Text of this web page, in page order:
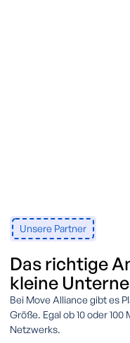
Unsere Partner
Das richtige
kleine
Bei Move Alliance gibt es
Größe. Egal ob 10 oder
Netzwerks.